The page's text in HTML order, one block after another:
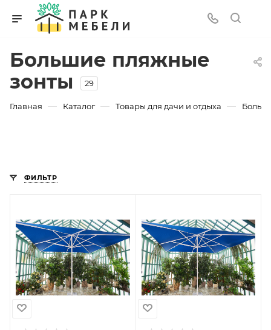
Большие пляжные
зонты
29
Главная — Каталог — Товары для дачи и отдыха —
ФИЛЬТР